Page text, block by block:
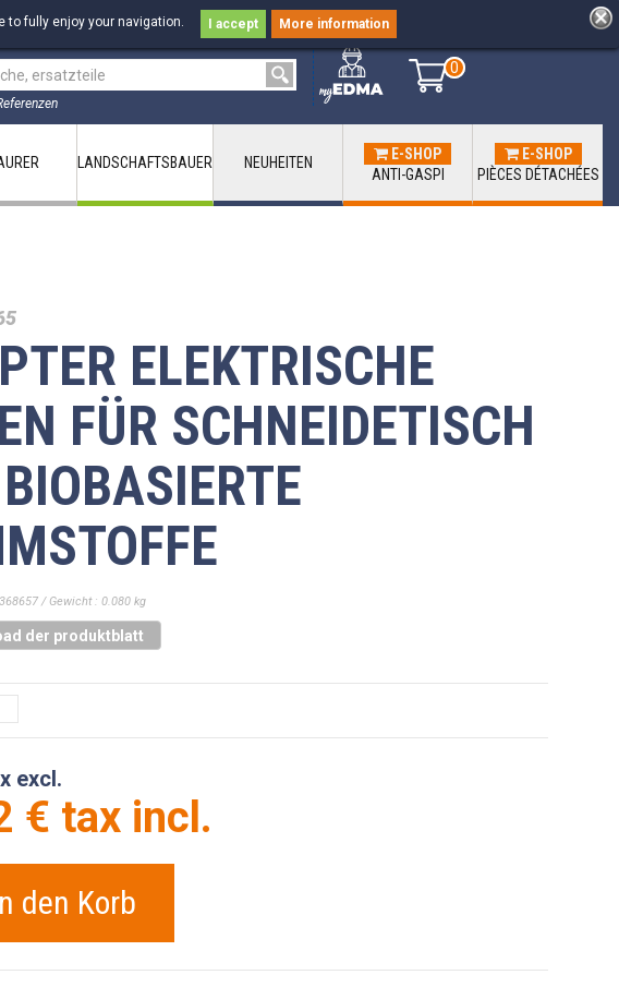
0
0
to fully enjoy your navigation. I accept More information
LANDSCHAFTSBAUER NEUHEITEN
E-SHOP
ANTI-GASPI
E-SHOP
PIÈCES DÉTACHÉES
ELEKTRISCHE
FÜR SCHNEIDETISCH
/ Gewicht : 0.080 kg
der produktblatt
excl.
€ tax incl.
den Korb